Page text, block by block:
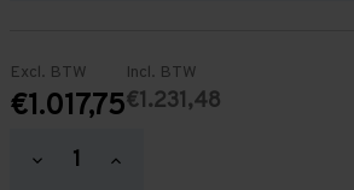
Excl. BTW
€1.017,75
Incl. BTW
€1.231,48
HoeveelheidHoeveelheid